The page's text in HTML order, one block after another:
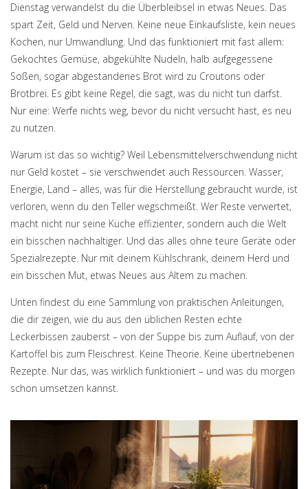
Dienstag verwandelst du die Überbleibsel in etwas Neues. Das
spart Zeit, Geld und Nerven. Keine neue Einkaufsliste, kein neues
Kochen, nur Umwandlung. Und das funktioniert mit fast allem:
Gekochtes Gemüse, abgekühlte Nudeln, halb aufgegessene
Soßen, sogar abgestandenes Brot wird zu Croutons oder
Brotbrei. Es gibt keine Regel, die sagt, was du nicht tun darfst.
Nur eine: Werfe nichts weg, bevor du nicht versucht hast, es neu
zu nutzen.
Warum ist das so wichtig? Weil Lebensmittelverschwendung nicht
nur Geld kostet – sie verschwendet auch Ressourcen. Wasser,
Energie, Land – alles, was für die Herstellung gebraucht wurde, ist
verloren, wenn du den Teller wegschmeißt. Wer Reste verwertet,
macht nicht nur seine Küche effizienter, sondern auch die Welt
ein bisschen nachhaltiger. Und das alles ohne teure Geräte oder
Spezialrezepte. Nur mit deinem Kühlschrank, deinem Herd und
ein bisschen Mut, etwas Neues aus Altem zu machen.
Unten findest du eine Sammlung von praktischen Anleitungen,
die dir zeigen, wie du aus den üblichen Resten echte
Leckerbissen zauberst – von der Suppe bis zum Auflauf, von der
Kartoffel bis zum Fleischrest. Keine Theorie. Keine übertriebenen
Rezepte. Nur das, was wirklich funktioniert – und was du morgen
schon umsetzen kannst.